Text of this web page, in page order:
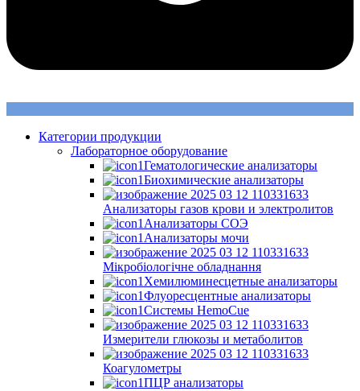
Категории продукции
Лабораторное оборудование
Гематологические анализаторы
Биохимические анализаторы
Анализаторы газов крови и электролитов
Анализаторы СОЭ
Анализаторы мочи
Мікробіологічне обладнання
Хемилюминесцетные анализаторы
Флуоресцентные анализаторы
Системы HemoCue
Измерители глюкозы и метаболитов
Коагулометры
ПЦР анализаторы